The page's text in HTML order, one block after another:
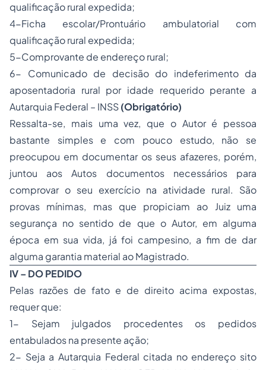
qualificação rural expedida;
4-Ficha escolar/Prontuário ambulatorial com
qualificação rural expedida;
5-Comprovante de endereço rural;
6- Comunicado de decisão do indeferimento da
aposentadoria rural por idade requerido perante a
Autarquia Federal – INSS(Obrigatório)
Ressalta-se, mais uma vez, que o Autor é pessoa
bastante simples e com pouco estudo, não se
preocupou em documentar os seus afazeres, porém,
juntou aos Autos documentos necessários para
comprovar o seu exercício na atividade rural. São
provas mínimas, mas que propiciam ao Juiz uma
segurança no sentido de que o Autor, em alguma
época em sua vida, já foi campesino, a fim de dar
alguma garantia material ao Magistrado.
IV – DO PEDIDO
Pelas razões de fato e de direito acima expostas,
requer que:
1- Sejam julgados procedentes os pedidos
entabulados na presente ação;
2- Seja a Autarquia Federal citada no endereço sito